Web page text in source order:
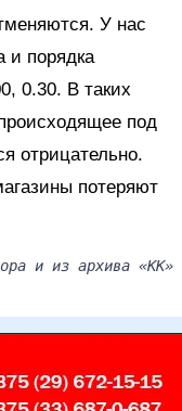
У нас
и порядка
0.30. В таких
под
отрицательно.
потеряют
и из архива «КК»